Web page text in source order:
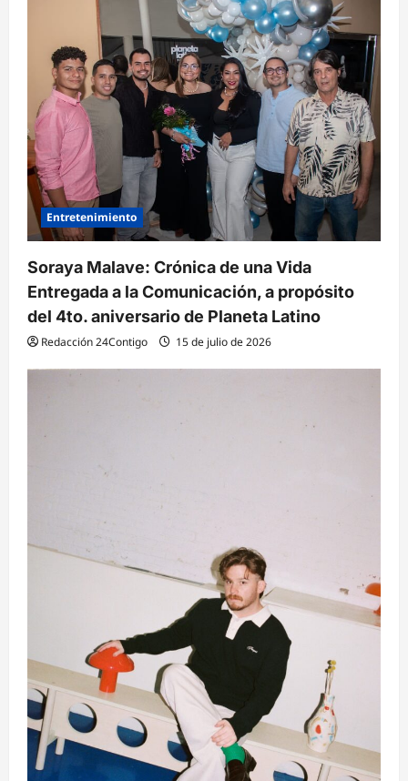
n
t
r
a
d
a
s
Entretenimiento
Soraya Malave: Crónica de una Vida
Entregada a la Comunicación, a propósito
del 4to. aniversario de Planeta Latino
Redacción 24Contigo 15 de julio de 2026